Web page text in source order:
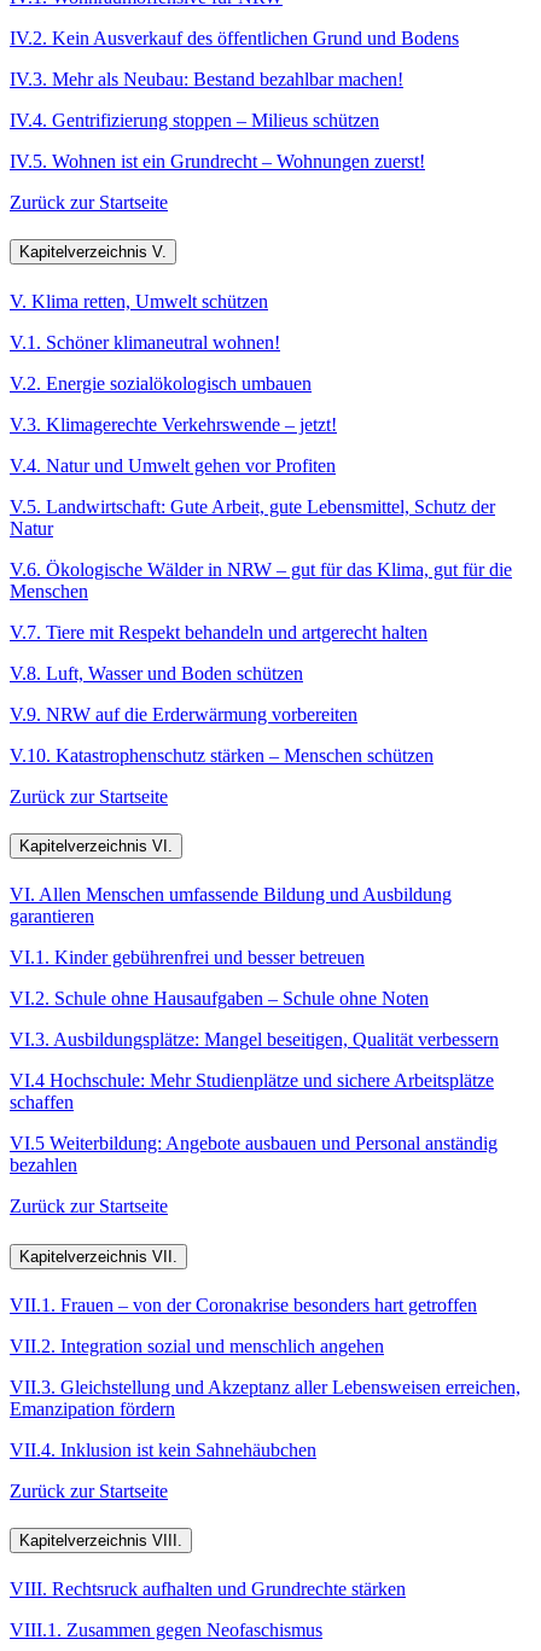
IV.2. Kein Ausverkauf des öffentlichen Grund und Bodens
IV.3. Mehr als Neubau: Bestand bezahlbar machen!
IV.4. Gentrifizierung stoppen – Milieus schützen
IV.5. Wohnen ist ein Grundrecht – Wohnungen zuerst!
Zurück zur Startseite
Kapitelverzeichnis V.
V. Klima retten, Umwelt schützen
V.1. Schöner klimaneutral wohnen!
V.2. Energie sozialökologisch umbauen
V.3. Klimagerechte Verkehrswende – jetzt!
V.4. Natur und Umwelt gehen vor Profiten
V.5. Landwirtschaft: Gute Arbeit, gute Lebensmittel, Schutz der
Natur
V.6. Ökologische Wälder in NRW – gut für das Klima, gut für die
Menschen
V.7. Tiere mit Respekt behandeln und artgerecht halten
V.8. Luft, Wasser und Boden schützen
V.9. NRW auf die Erderwärmung vorbereiten
V.10. Katastrophenschutz stärken – Menschen schützen
Zurück zur Startseite
Kapitelverzeichnis VI.
VI. Allen Menschen umfassende Bildung und Ausbildung
garantieren
VI.1. Kinder gebührenfrei und besser betreuen
VI.2. Schule ohne Hausaufgaben – Schule ohne Noten
VI.3. Ausbildungsplätze: Mangel beseitigen, Qualität verbessern
VI.4 Hochschule: Mehr Studienplätze und sichere Arbeitsplätze
schaffen
VI.5 Weiterbildung: Angebote ausbauen und Personal anständig
bezahlen
Zurück zur Startseite
Kapitelverzeichnis VII.
VII.1. Frauen – von der Coronakrise besonders hart getroffen
VII.2. Integration sozial und menschlich angehen
VII.3. Gleichstellung und Akzeptanz aller Lebensweisen erreichen,
Emanzipation fördern
VII.4. Inklusion ist kein Sahnehäubchen
Zurück zur Startseite
Kapitelverzeichnis VIII.
VIII. Rechtsruck aufhalten und Grundrechte stärken
VIII.1. Zusammen gegen Neofaschismus